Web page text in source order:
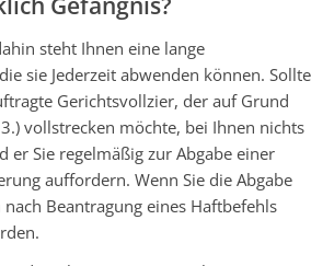
steht Ihnen eine lange
sie Jederzeit abwenden können. Sollte
Gerichtsvollzier, der auf Grund
vollstrecken möchte, bei Ihnen nichts
er Sie regelmäßig zur Abgabe einer
auffordern. Wenn Sie die Abgabe
Beantragung eines Haftbefehls